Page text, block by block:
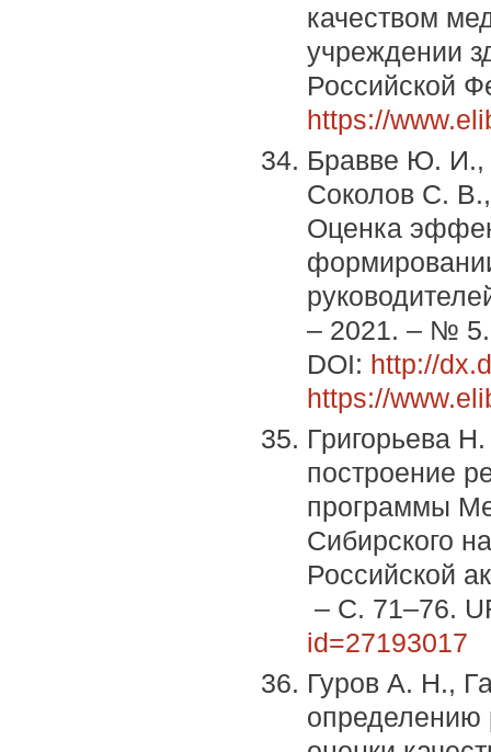
качеством
учреждении
Российской
https://
Бравве Ю.
Соколов С.
Оценка
– 2021. – №
DOI: http://
https://
Григорьева
построение
программы
Сибирского
Российской
– С. 71–76.
id=27193017
Гуров А. Н.,
определению